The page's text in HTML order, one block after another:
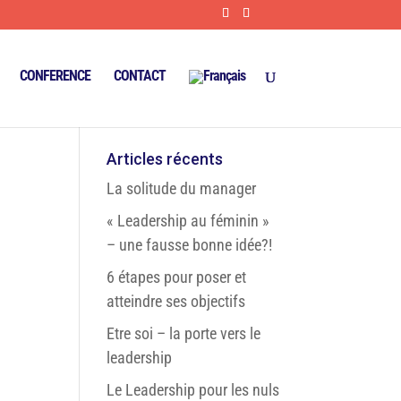
CONFERENCE CONTACT
Articles récents
La solitude du manager
« Leadership au féminin »
– une fausse bonne idée?!
6 étapes pour poser et
atteindre ses objectifs
Etre soi – la porte vers le
leadership
Le Leadership pour les nuls